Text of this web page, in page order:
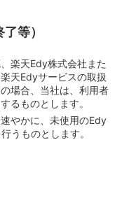
等）
楽天Edy株式会社また
天Edyサービスの取扱
場合、当社は、利用者
るものとします。
やかに、未使用のEdy
うものとします。